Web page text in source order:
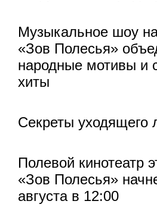
Музыкальное шоу
«Зов Полесья»
народные мотивы и
хиты
Секреты уходящего
Полевой кинотеатр
«Зов Полесья»
августа в 12:00